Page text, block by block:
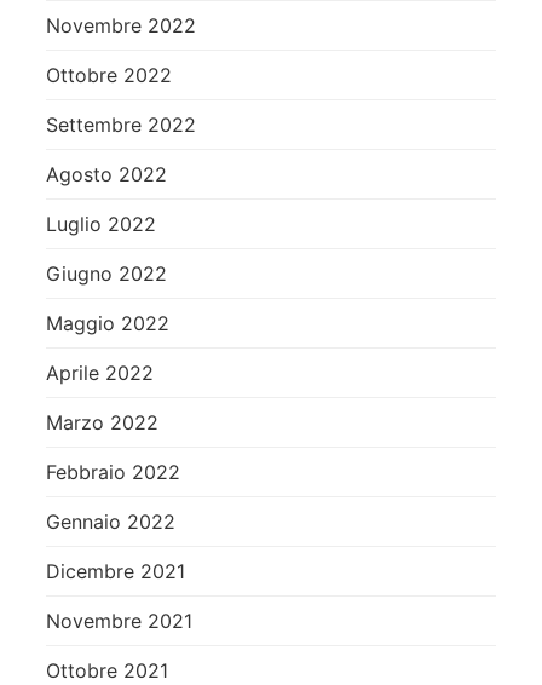
Novembre 2022
Ottobre 2022
Settembre 2022
Agosto 2022
Luglio 2022
Giugno 2022
Maggio 2022
Aprile 2022
Marzo 2022
Febbraio 2022
Gennaio 2022
Dicembre 2021
Novembre 2021
Ottobre 2021